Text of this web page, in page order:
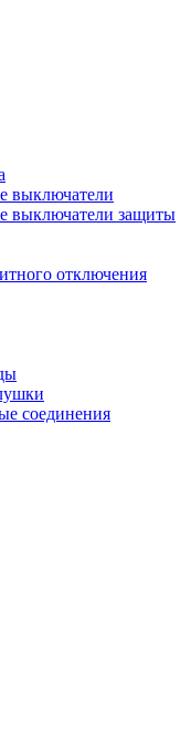
выключатели
выключатели защиты
отключения
соединения